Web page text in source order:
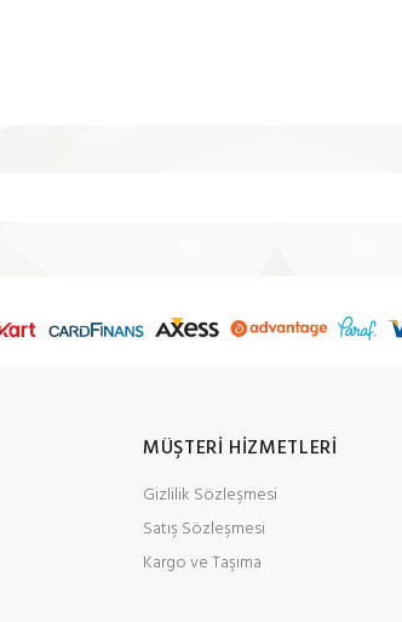
MÜŞTERİ HİZMETLERİ
Gizlilik Sözleşmesi
Satış Sözleşmesi
Kargo ve Taşıma